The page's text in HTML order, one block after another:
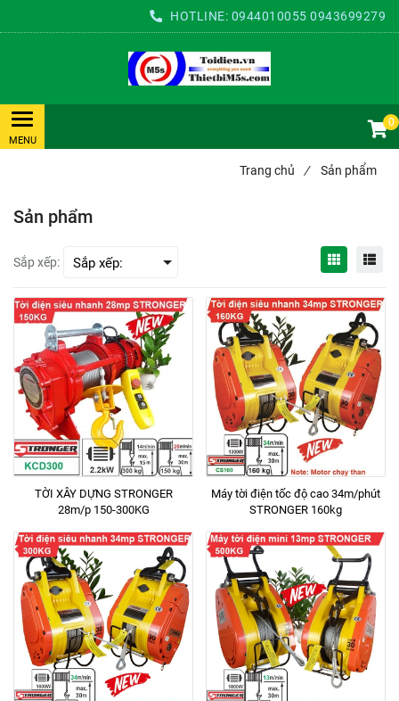
HOTLINE: 0944010055 0943699279
0
Trang chủ / Sản phẩm
Sản phẩm
Sắp xếp:
TỜI XÂY DỰNG STRONGER
28m/p 150-300KG
Máy tời điện tốc độ cao 34m/phút
STRONGER 160kg